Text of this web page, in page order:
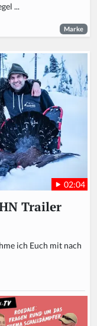
...
Marke
02:04
Trailer
ich Euch mit nach